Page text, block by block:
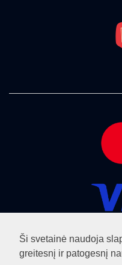
Ši svetainė naudoja
greitesnį ir patogesnį